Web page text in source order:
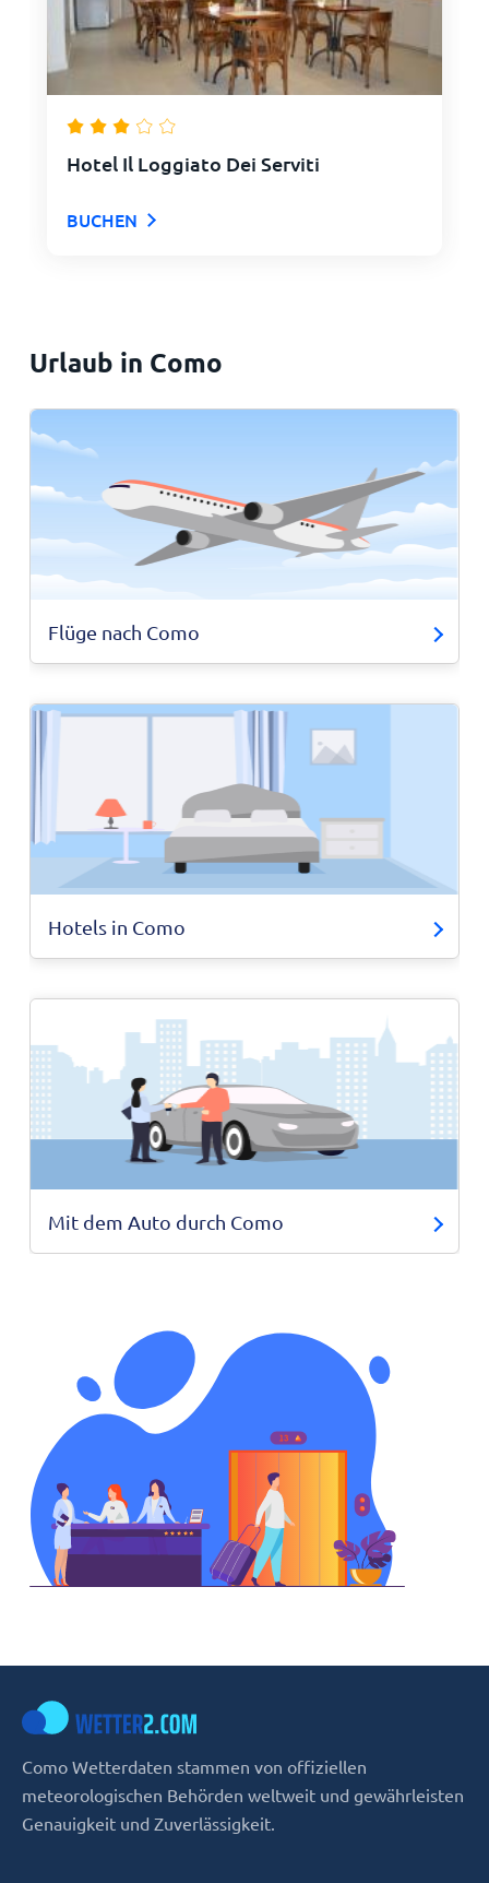
Hotel Il Loggiato Dei Serviti
BUCHEN
Urlaub in Como
Flüge nach Como
Hotels in Como
Mit dem Auto durch Como
Como Wetterdaten stammen von offiziellen
meteorologischen Behörden weltweit und gewährleisten
Genauigkeit und Zuverlässigkeit.